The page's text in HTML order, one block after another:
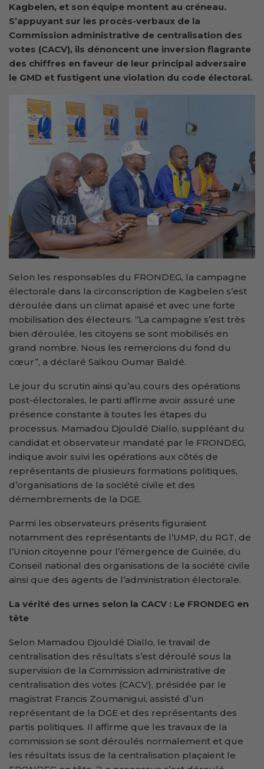
Kagbelen, et son équipe montent au créneau.
S’appuyant sur les procès-verbaux de la
Commission administrative de centralisation des
votes (CACV), ils dénoncent une inversion flagrante
des chiffres en faveur de leur principal adversaire
le GMD et fustigent une violation du code électoral.
Selon les responsables du FRONDEG, la campagne
électorale dans la circonscription de Kagbelen s’est
déroulée dans un climat apaisé et avec une forte
mobilisation des électeurs. ‘’La campagne s’est très
bien déroulée, les citoyens se sont mobilisés en
grand nombre. Nous les remercions du fond du
cœur’’, a déclaré Saikou Oumar Baldé.
Le jour du scrutin ainsi qu’au cours des opérations
post-électorales, le parti affirme avoir assuré une
présence constante à toutes les étapes du
processus. Mamadou Djouldé Diallo, suppléant du
candidat et observateur mandaté par le FRONDEG,
indique avoir suivi les opérations aux côtés de
représentants de plusieurs formations politiques,
d’organisations de la société civile et des
démembrements de la DGE.
Parmi les observateurs présents figuraient
notamment des représentants de l’UMP, du RGT, de
l’Union citoyenne pour l’émergence de Guinée, du
Conseil national des organisations de la société civile
ainsi que des agents de l’administration électorale.
La vérité des urnes selon la CACV : Le FRONDEG en
tête
Selon Mamadou Djouldé Diallo, le travail de
centralisation des résultats s’est déroulé sous la
supervision de la Commission administrative de
centralisation des votes (CACV), présidée par le
magistrat Francis Zoumanigui, assisté d’un
représentant de la DGE et des représentants des
partis politiques. Il affirme que les travaux de la
commission se sont déroulés normalement et que
les résultats issus de la centralisation plaçaient le